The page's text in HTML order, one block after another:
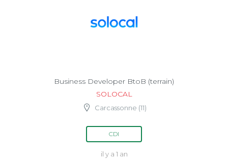
Business Developer BtoB (terrain)
SOLOCAL
Carcassonne (11)
CDI
il y a 1 an